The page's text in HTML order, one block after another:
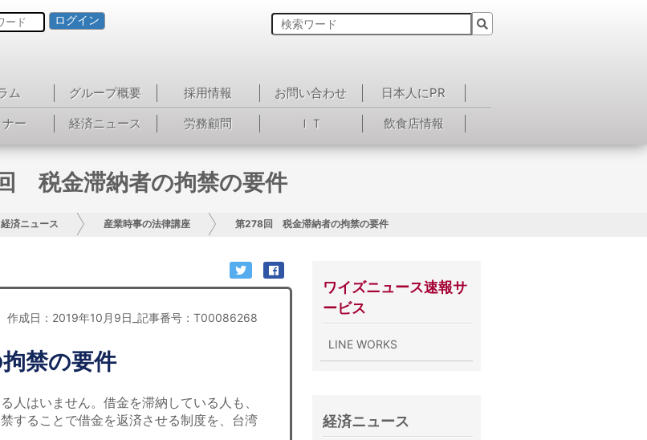
ログイン
ム グループ概要 採用情報 お問い合わせ
日本人にPR
ー 経済ニュース 労務顧問 ＩＴ 飲食店情報
税金滞納者の拘禁の要件
経済ニュース 産業時事の法律講座 第278回 税金滞納者の拘禁の要件
作成日：2019年10月9日_記事番号：T00086268
禁の要件
はいません。借金を滞納している人も、
することで借金を返済させる制度を、台湾
ワイズニュース速報サ
ービス
LINE WORKS
経済ニュース